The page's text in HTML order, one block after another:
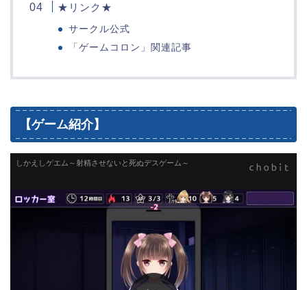
★リンク★
サークル公式
「ゲームコロン」関連記事
【ゲーム紹介】